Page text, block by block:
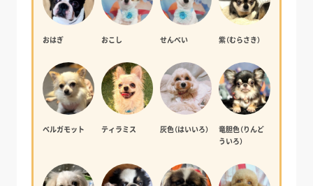
おはぎ おこし せんべい 紫（むらさき）
ベルガモット ティラミス 灰色（はいいろ）
竜胆色（りんど
ういろ）